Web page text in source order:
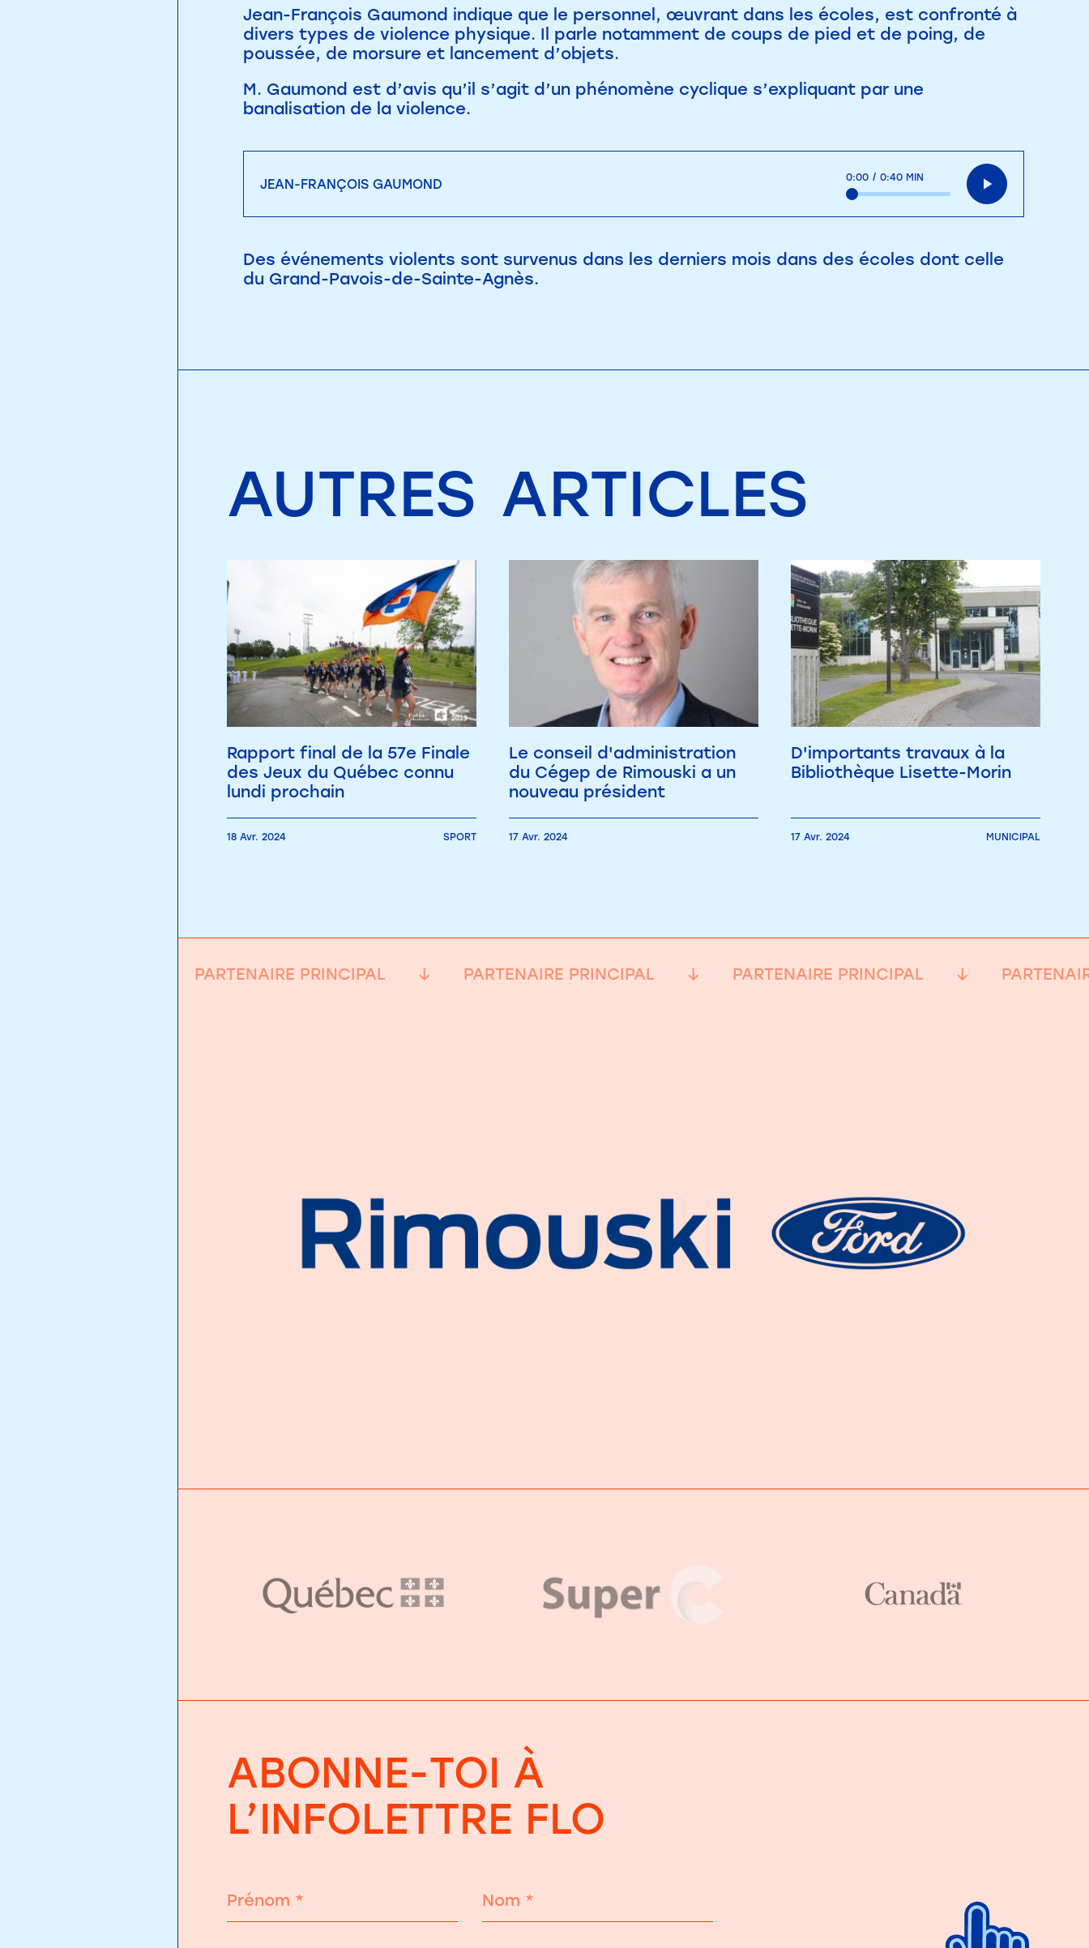
Jean-François Gaumond indique que le personnel, œuvrant dans les écoles, est confronté à
divers types de violence physique. Il parle notamment de coups de pied et de poing, de
poussée, de morsure et lancement d’objets.
M. Gaumond est d’avis qu’il s’agit d’un phénomène cyclique s’expliquant par une
banalisation de la violence.
JEAN-FRANÇOIS GAUMOND 0:00 / 0:40 MIN
Des événements violents sont survenus dans les derniers mois dans des écoles dont celle
du Grand-Pavois-de-Sainte-Agnès.
AUTRES ARTICLES
Rapport final de la 57e Finale
des Jeux du Québec connu
lundi prochain
18 Avr. 2024 SPORT
Le conseil d'administration
du Cégep de Rimouski a un
nouveau président
17 Avr. 2024
D'importants travaux à la
Bibliothèque Lisette-Morin
17 Avr. 2024 MUNICIPAL
PARTENAIRE PRINCIPAL PARTENAIRE PRINCIPAL PARTENAIRE PRINCIPAL
ABONNE-TOI À
L’INFOLETTRE FLO
Prénom * Nom *